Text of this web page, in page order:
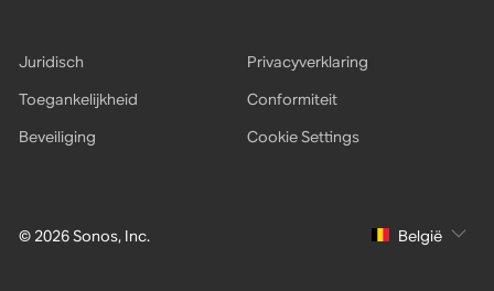
© 2026 Sonos, Inc.
Juridisch
Privacyverklaring
Toegankelijkheid
Conformiteit
Beveiliging
Cookie Settings
België